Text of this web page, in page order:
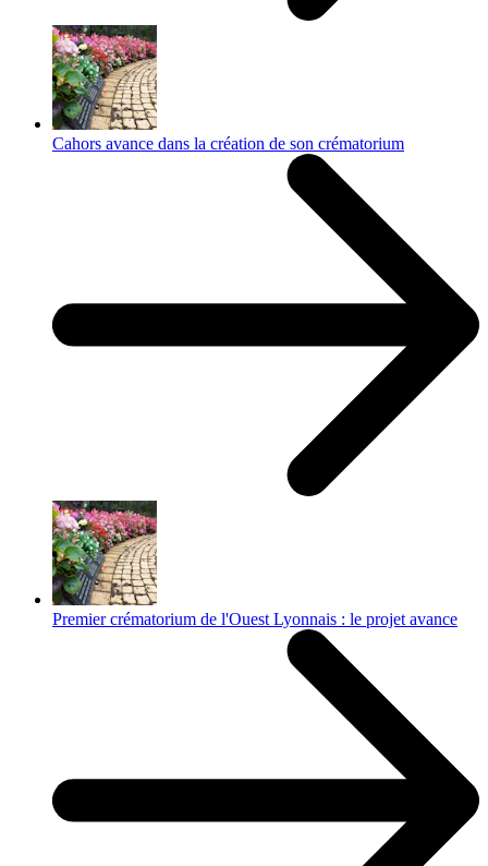
Cahors avance dans la création de son crématorium
Premier crématorium de l'Ouest Lyonnais : le projet avance